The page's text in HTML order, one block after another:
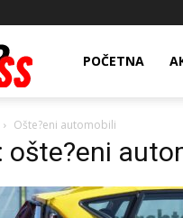
AutopressHRPOČETNA
Ošte?eni automobili
ošte?eni